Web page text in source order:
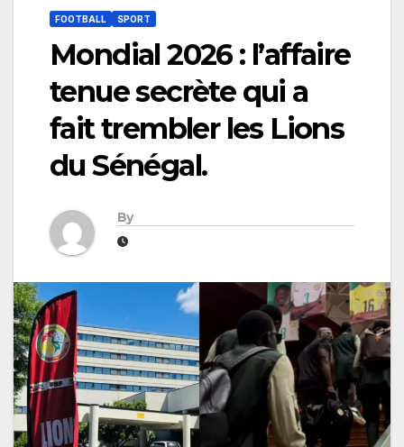
FOOTBALL SPORT
Mondial 2026 : l’affaire
tenue secrète qui a
fait trembler les Lions
du Sénégal.
By